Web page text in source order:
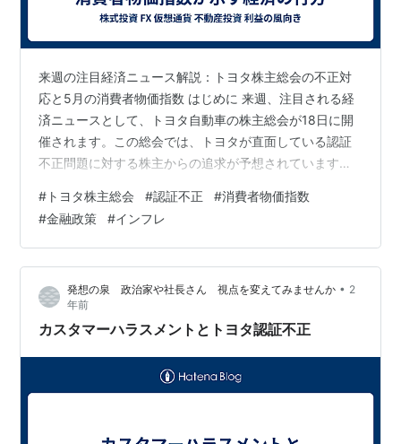
来週の注目経済ニュース解説：トヨタ株主総会の不正対
応と5月の消費者物価指数 はじめに 来週、注目される経
済ニュースとして、トヨタ自動車の株主総会が18日に開
催されます。この総会では、トヨタが直面している認証
不正問題に対する株主からの追求が予想されています。
は、金融政策に大きな影響を与える可能性があり、マー
ケットの注目を集めています。本記事では、これらのト
ピックについて詳しく解説し、今後の展望について考察
します。 トヨタ株主総会と認証不正問題 株主総会の重要
性 トヨタ自動車の株主総会は、同社の経営方針や事業戦
略について株主が意見を述べ、経営陣…
# トヨタ株主総会 #認証不正 #消費者物価指数
#金融政策 #インフレ
発想の泉 政治家や社長さん 視点を変えてみませんか • 2
年前
カスタマーハラスメントとトヨタ認証不正